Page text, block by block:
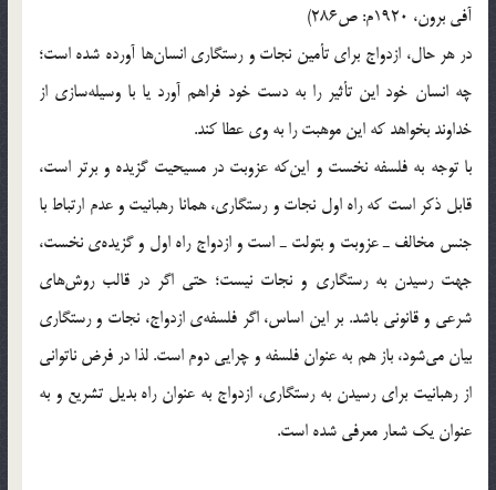
آفي برون، 1920م: ص286)
در هر حال، ازدواج براي تأمين نجات و رستگاري انسان‌ها آورده شده است؛
چه انسان خود اين تأثير را به دست خود فراهم آورد يا با وسيله‌سازي از
خداوند بخواهد كه اين موهبت را به وي عطا كند.
با توجه به فلسفه نخست و اين‌كه عزوبت در مسيحيت گزيده و برتر است،
قابل ذكر است كه راه اول نجات و رستگاري، همانا رهبانيت و عدم ارتباط با
جنس مخالف ـ عزوبت و بتولت ـ است و ازدواج راه اول و گزيده‌ي نخست،
جهت رسيدن به رستگاري و نجات نيست؛ حتي اگر در قالب روش‌هاي
شرعي و قانوني باشد. بر اين اساس، اگر فلسفه‌ي ازدواج، نجات و رستگاري
بيان مي‌شود، باز هم به عنوان فلسفه و چرايي دوم است. لذا در فرض ناتواني
از رهبانيت براي رسيدن به رستگاري، ازدواج به عنوان راه بديل تشريع و به
عنوان يك شعار معرفي شده است.